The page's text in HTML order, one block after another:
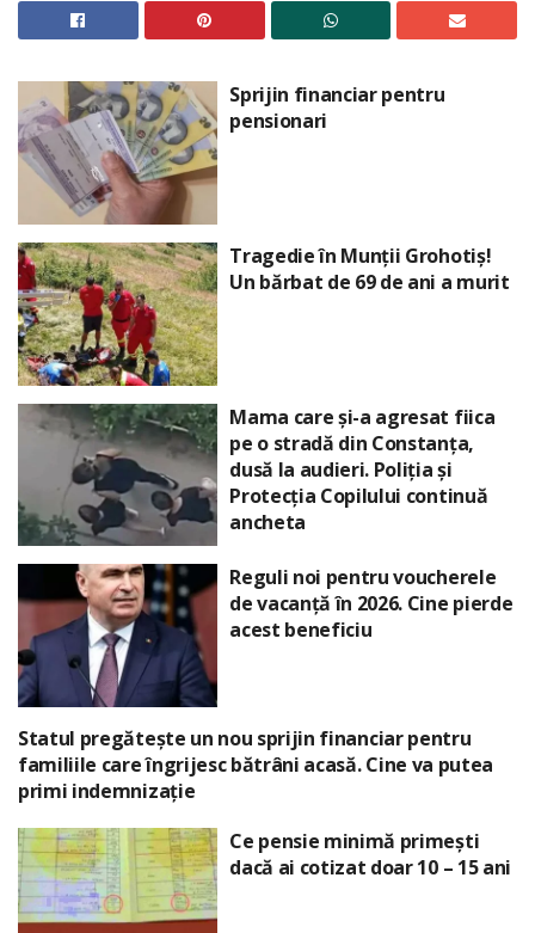
Sprijin financiar pentru
pensionari
Tragedie în Munții Grohotiș!
Un bărbat de 69 de ani a murit
Mama care și-a agresat fiica
pe o stradă din Constanța,
dusă la audieri. Poliția și
Protecția Copilului continuă
ancheta
Reguli noi pentru voucherele
de vacanță în 2026. Cine pierde
acest beneficiu
Statul pregătește un nou sprijin financiar pentru
familiile care îngrijesc bătrâni acasă. Cine va putea
primi indemnizație
Ce pensie minimă primești
dacă ai cotizat doar 10 – 15 ani